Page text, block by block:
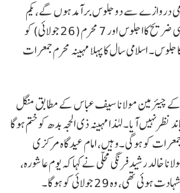
دروازے سے دو جلوس برآمد ہوں گے، یکم
محرم (جمعرات) کو شاہی ضریح کاا جلوس اور 7 محرم (26 جولائی) کو
اسلامی سال کا پہلا مہینہ محرم جمعرات
کے چیئرمین مولانا سیف عباس کے مطابق منگل
نظر نہیں آیا۔ لہٰذا مہینہ ذی الحجہ بدھ کو ختم ہوگا
کو ہوگی۔وہیں، امام عیدگاہ مرکزی
خالد رشید فرنگی محلی نے کہا کہ یوم عاشورہ،
وہ 29 جولائی کو ہوگا۔